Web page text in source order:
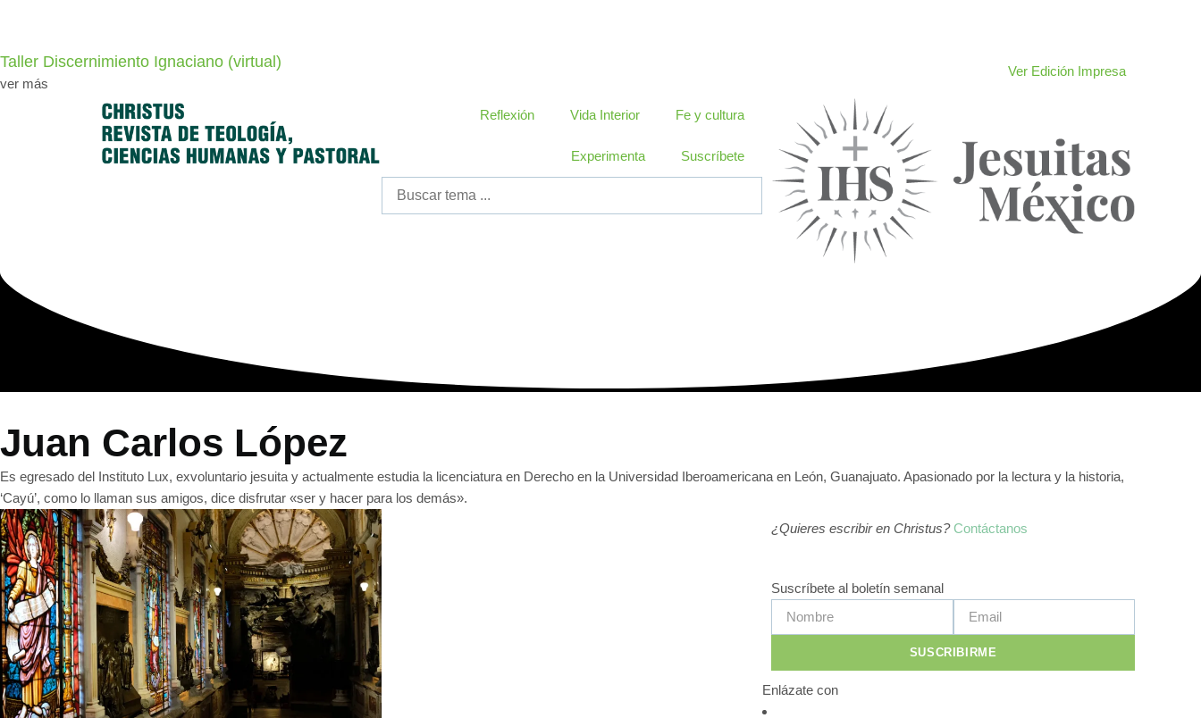
Taller Discernimiento Ignaciano (virtual)
ver más
Ver Edición Impresa
Reflexión Vida Interior Fe y cultura
Experimenta Suscríbete
Juan Carlos López
Es egresado del Instituto Lux, exvoluntario jesuita y actualmente estudia la licenciatura en Derecho en la Universidad Iberoamericana en León, Guanajuato. Apasionado por la lectura y la historia,
‘Cayú’, como lo llaman sus amigos, dice disfrutar «ser y hacer para los demás».
¿Quieres escribir en Christus? Contáctanos
Suscríbete al boletín semanal
SUSCRIBIRME
Enlázate con